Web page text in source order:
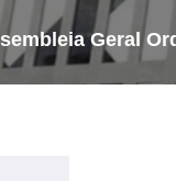
Geral